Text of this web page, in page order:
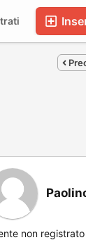
non registrato